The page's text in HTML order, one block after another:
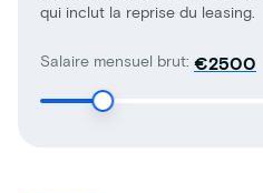
Salaire mensuel brut: €
qui inclut la reprise du leasing.